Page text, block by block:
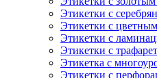
Этикетки с
Этикетки с
Этикетки с
Этикетки с
Этикетка с
Этикетки с